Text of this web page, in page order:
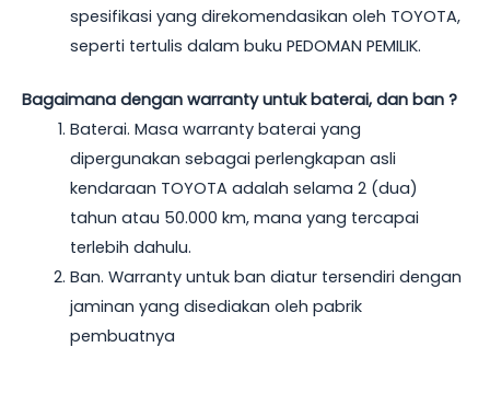
spesifikasi yang direkomendasikan oleh TOYOTA,
seperti tertulis dalam buku PEDOMAN PEMILIK.
Bagaimana dengan warranty untuk baterai, dan ban ?
Baterai. Masa warranty baterai yang
dipergunakan sebagai perlengkapan asli
kendaraan TOYOTA adalah selama 2 (dua)
tahun atau 50.000 km, mana yang tercapai
terlebih dahulu.
Ban. Warranty untuk ban diatur tersendiri dengan
jaminan yang disediakan oleh pabrik
pembuatnya